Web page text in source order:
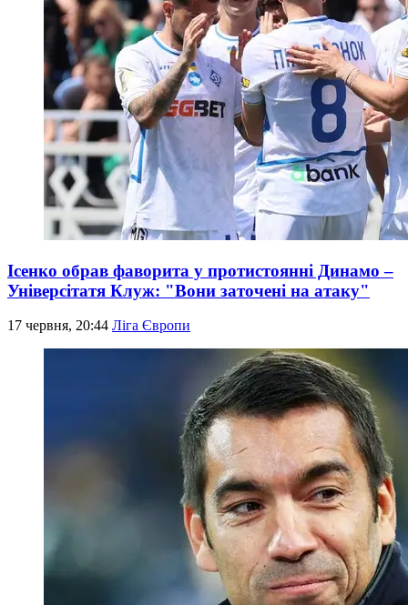
Ісенко обрав фаворита у протистоянні Динамо –
Універсітатя Клуж: "Вони заточені на атаку"
17 червня, 20:44 Ліга Європи